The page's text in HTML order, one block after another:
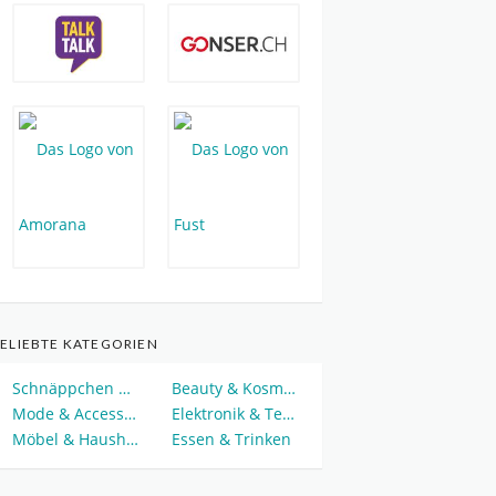
KATEGORIEN
Schnäppchen & Deals
Beauty & Kosmetik
Mode & Accessoires
Elektronik & Technik
Möbel & Haushalt
Essen & Trinken